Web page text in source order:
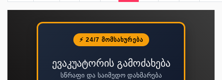
⚡ 24/7 ᲛᲝᲛᲡᲐᲮᲣᲠᲔᲑᲐ
ევაკუატორის გამოძახება
სწრაფი და საიმედო დახმარება